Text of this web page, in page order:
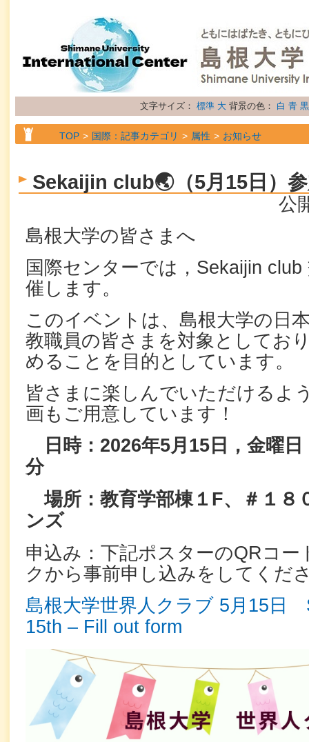
文字サイズ： 標準 大 背景の色： 白 青 黒
TOP 国際：記事カテゴリ 属性 お知らせ
Sekaijin club🌏（5月15日）
公
島根大学の皆さまへ
国際センターでは，Sekaijin
催します。
このイベントは、島根大学の日
教職員の皆さまを対象としてお
めることを目的としています。
皆さまに楽しんでいただけるよ
画もご用意しています！
日時：2026年5月15日，金曜
分
場所：教育学部棟１F、＃１８
ンズ
申込み：下記ポスターのQRコ
クから事前申し込みをしてくだ
島根大学世界人クラブ 5月15日
15th – Fill out form